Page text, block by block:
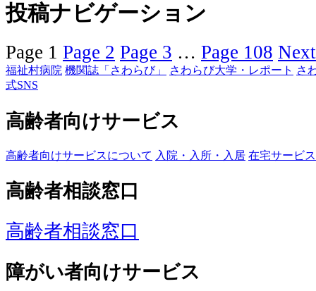
投稿ナビゲーション
Page 1 Page 2 Page 3 … Page 108
福祉村病院 機関誌「さわらび」 さわらび大学・レポート さ
式SNS
高齢者向けサービス
高齢者向けサービスについて 入院・入所・入居 在宅サービス
高齢者相談窓口
高齢者相談窓口
障がい者向けサービス